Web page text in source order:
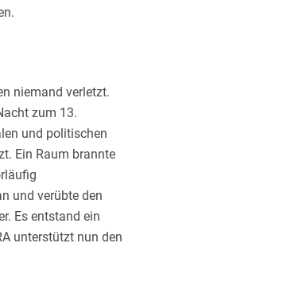
niemand verletzt.
zum 13.
und politischen
Ein Raum brannte
und verübte den
Es entstand ein
unterstützt nun den